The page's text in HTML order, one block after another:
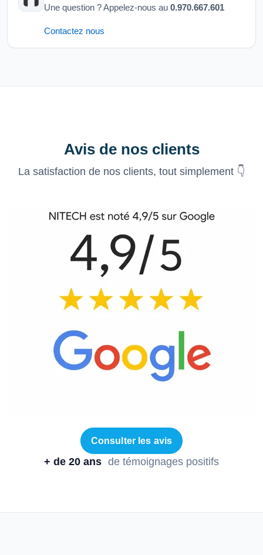
Une question ? Appelez-nous au 0.970.667.601
Contactez nous
Avis de nos clients
La satisfaction de nos clients, tout simplement 👇
Consulter les avis
+ de 20 ans de témoignages positifs